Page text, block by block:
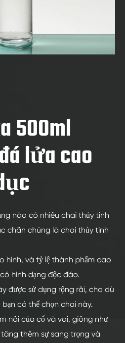
500ml
lửa cao
nào có nhiều chai thủy tinh
chắn chúng là chai thủy tinh
hình, và tỷ lệ thành phẩm cao
hình dạng độc đáo.
được sử dụng rộng rãi, cho dù
có thể chọn chai này.
nối của cổ và vai, giống như
thêm sự sang trọng và